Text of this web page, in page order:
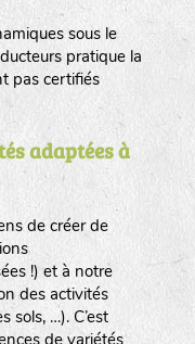
sous le
pratique la
pas certifiés
adaptées à
de créer de
!) et à notre
des activités
sols, …). C’est
de variétés
de la